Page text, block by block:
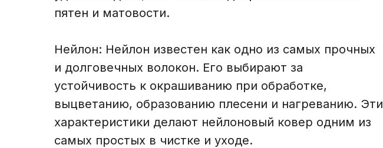
пятен и матовости.
Нейлон: Нейлон известен как одно из самых прочных
и долговечных волокон. Его выбирают за
устойчивость к окрашиванию при обработке,
выцветанию, образованию плесени и нагреванию. Эти
характеристики делают нейлоновый ковер одним из
самых простых в чистке и уходе.